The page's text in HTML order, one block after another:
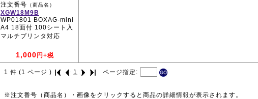
注文番号 （商品名）
XGW18M9B
WP01801 BOXAG-mini
A4 18面付 100シート入
マルチプリンタ対応
1,000 円+税
1 件 (1 ページ ) 1 ページ指定:
※注文番号（商品名）・画像をクリックすると商品の詳細情報が表示されます。